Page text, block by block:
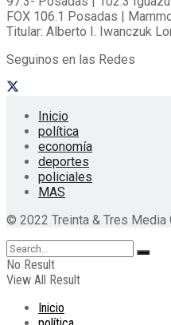
FOX 106.1 Posadas |
Titular: Alberto I. Iwanczuk
Seguinos en las Redes
Inicio
política
economía
deportes
policiales
MAS
© 2022 Treinta & Tres Media
No Result
View All Result
Inicio